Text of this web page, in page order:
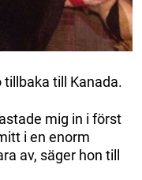
till Kanada.
mig in i först
i en enorm
av, säger hon till